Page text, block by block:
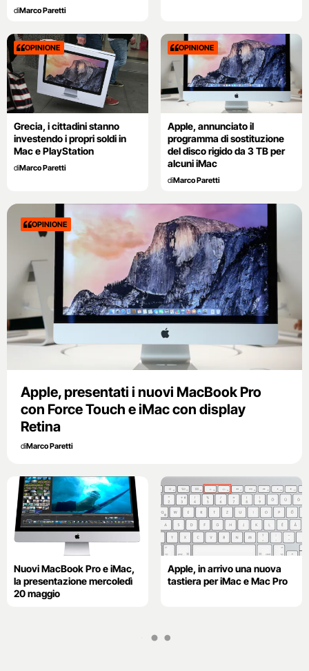
diMarco Paretti
OPINIONE
Grecia, i cittadini stanno
investendo i propri soldi in
Mac e PlayStation
diMarco Paretti
OPINIONE
Apple, annunciato il
programma di sostituzione
del disco rigido da 3 TB per
alcuni iMac
diMarco Paretti
OPINIONE
Apple, presentati i nuovi MacBook Pro
con Force Touch e iMac con display
Retina
diMarco Paretti
Nuovi MacBook Pro e iMac,
la presentazione mercoledì
20 maggio
Apple, in arrivo una nuova
tastiera per iMac e Mac Pro